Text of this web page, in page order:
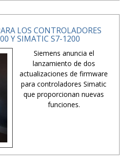
LOS CONTROLADORES
Y SIMATIC S7-1200
Siemens anuncia el
lanzamiento de dos
actualizaciones de firmware
para controladores Simatic
que proporcionan nuevas
funciones.